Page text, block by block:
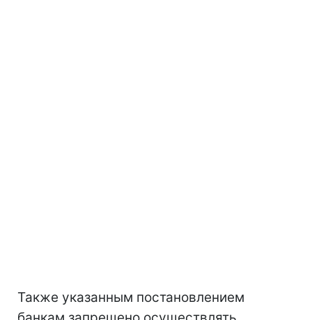
Также указанным постановлением